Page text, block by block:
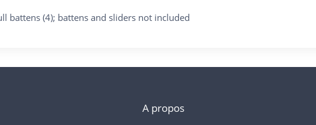
battens (4); battens and sliders not included
A propos